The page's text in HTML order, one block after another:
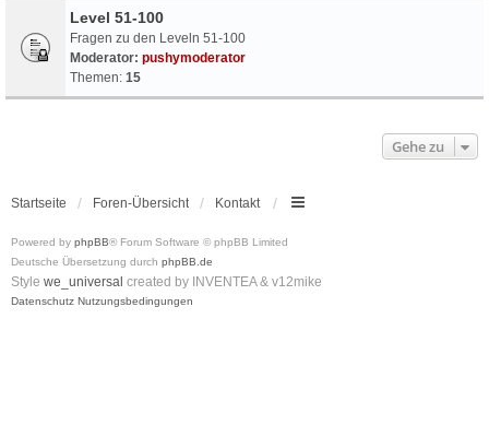
Level 51-100
Fragen zu den Leveln 51-100
Moderator: pushymoderator
Themen: 15
Gehe zu
Startseite Foren-Übersicht Kontakt
Powered by phpBB® Forum Software © phpBB Limited
Deutsche Übersetzung durch phpBB.de
Style we_universal created by INVENTEA & v12mike
Datenschutz Nutzungsbedingungen